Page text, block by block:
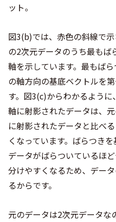
ット。
図3(b)では、赤色の斜線で
の2次元データのうち最もば
軸を示しています。最もば
の軸方向の基底ベクトルを
す。図3(c)からわかるよう
軸に射影されたデータは、
に射影されたデータと比べ
くなっています。ばらつきを
データがばらついているほ
分けやすくなるため、デー
るからです。
元のデータは2次元データな